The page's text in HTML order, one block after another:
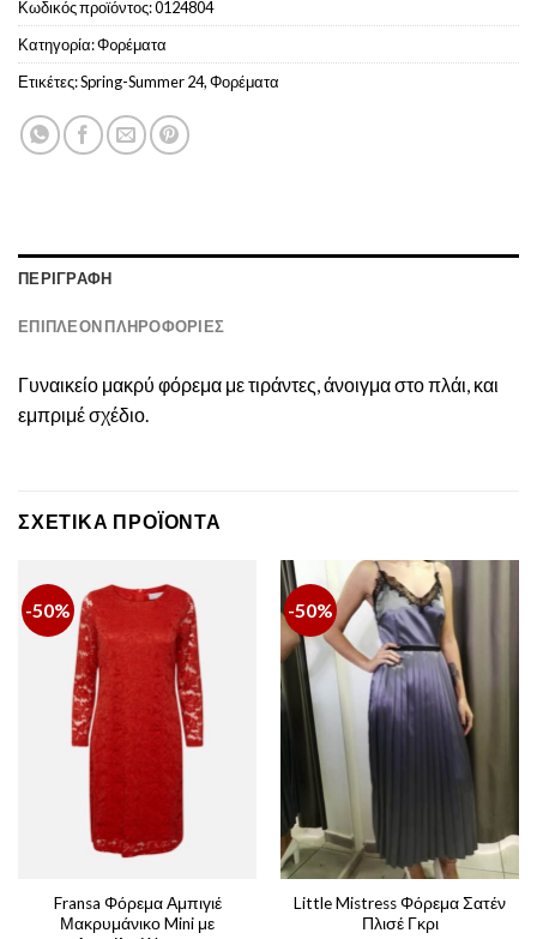
Κωδικός προϊόντος:0124804
Κατηγορία:Φoρέματα
Ετικέτες:Spring-Summer 24,Φορέματα
ΠΕΡΙΓΡΑΦΉ
ΕΠΙΠΛΈΟΝ ΠΛΗΡΟΦΟΡΊΕΣ
Γυναικείο μακρύ φόρεμα με τιράντες, άνοιγμα στο πλάι, και
εμπριμέ σχέδιο.
ΣΧΕΤΙΚΆ ΠΡΟΪΌΝΤΑ
-50%
Fransa Φόρεμα Αμπιγιέ
Μακρυμάνικο Mini με
-50%
Little Mistress Φόρεμα Σατέν
Πλισέ Γκρι